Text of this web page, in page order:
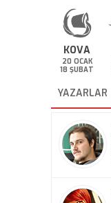
KOVA
20 OCAK
18 ŞUBAT
YAZARLAR